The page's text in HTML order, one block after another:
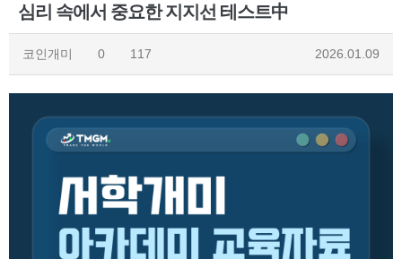
심리 속에서 중요한 지지선 테스트中
코인개미 0 117 2026.01.09